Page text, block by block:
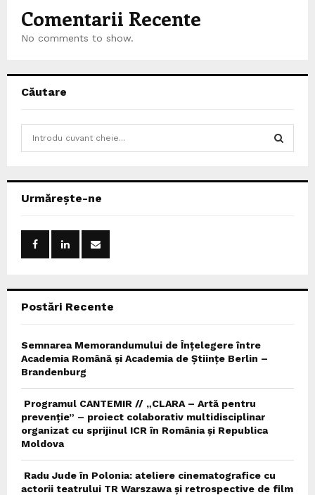
Comentarii Recente
No comments to show.
Căutare
h
Urmărește-ne
Postări Recente
Semnarea Memorandumului de Înțelegere între
Academia Română și Academia de Științe Berlin –
Brandenburg
Programul CANTEMIR // „CLARA – Artă pentru
prevenție” – proiect colaborativ multidisciplinar
organizat cu sprijinul ICR în România și Republica
Moldova
Radu Jude în Polonia: ateliere cinematografice cu
actorii teatrului TR Warszawa și retrospective de film